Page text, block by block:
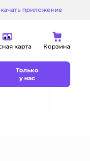
приложение
карта Корзина
Только
у нас